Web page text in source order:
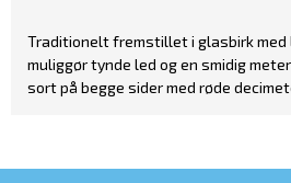
Traditionelt fremstillet i glasbirk med
muliggør tynde led og en smidig
sort på begge sider med røde